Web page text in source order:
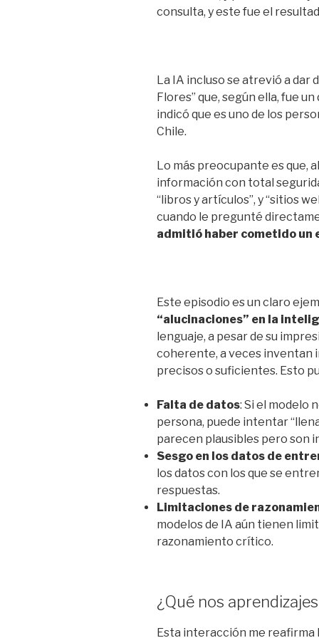
consulta, y este fue el
La IA incluso se atrevió a dar
Flores” que, según ella, fue
indicó que es uno de los
Chile.
Lo más preocupante es que,
información con total
“libros y artículos”, y “sitios
cuando le pregunté
admitió haber cometido un
Este episodio es un claro
“alucinaciones” en la
lenguaje, a pesar de su
coherente, a veces inventan
precisos o suficientes. Esto
Falta de datos: Si el modelo
persona, puede intentar
parecen plausibles pero son
Sesgo en los datos de
los datos con los que se
respuestas.
Limitaciones de
modelos de IA aún tienen
razonamiento crítico.
¿Qué nos
Esta interacción me